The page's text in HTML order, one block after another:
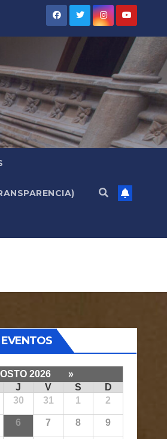
2026
»
J V S
D
30 31 1 2
6 7 8 9